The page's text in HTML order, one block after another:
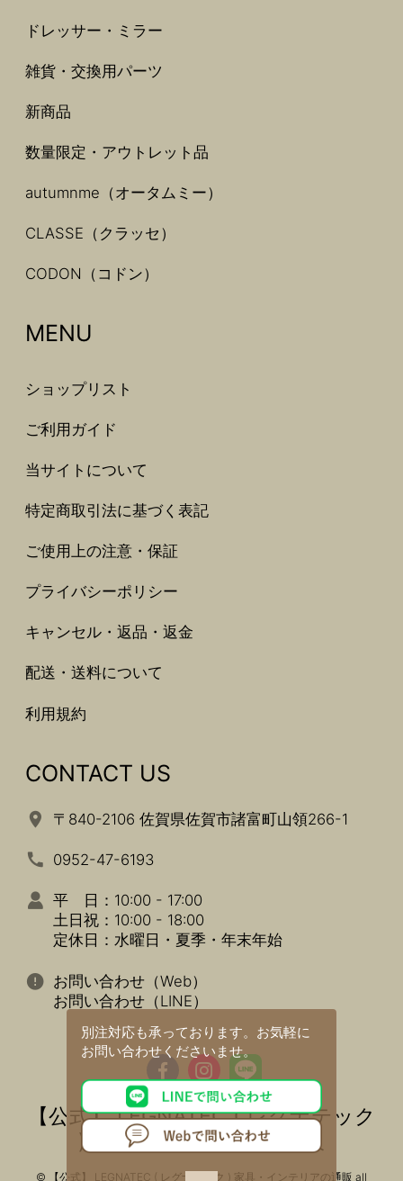
別注対応も承っております。 お気軽に
お問い合わせくださいませ。
ドレッサー・ミラー
雑貨・交換用パーツ
新商品
数量限定・アウトレット品
autumnme（オータムミー）
CLASSE（クラッセ）
CODON（コドン）
MENU
ショップリスト
ご利用ガイド
当サイトについて
特定商取引法に基づく表記
ご使用上の注意・保証
プライバシーポリシー
キャンセル・返品・返金
配送・送料について
利用規約
CONTACT US
〒840-2106 佐賀県佐賀市諸富町山領266-1
0952-47-6193
平 日：10:00 - 17:00
土日祝：10:00 - 18:00
定休日：水曜日・夏季・年末年始
お問い合わせ（Web）
お問い合わせ（LINE）
【公式】 LEGNATEC ( レグナテック
) 家具・インテリアの通販
© 【公式】 LEGNATEC ( レグナテック ) 家具・インテリアの通販 all